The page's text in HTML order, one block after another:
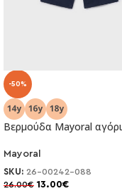
-50%
Βερμούδα Mayoral αγόρι
Mayoral
SKU: 26-00242-088
26.00€ 13.00€